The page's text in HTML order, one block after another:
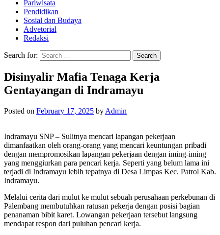
Pariwisata
Pendidikan
Sosial dan Budaya
Advetorial
Redaksi
Search for:
Disinyalir Mafia Tenaga Kerja
Gentayangan di Indramayu
Posted on February 17, 2025 by Admin
Indramayu SNP – Sulitnya mencari lapangan pekerjaan
dimanfaatkan oleh orang-orang yang mencari keuntungan pribadi
dengan mempromosikan lapangan pekerjaan dengan iming-iming
yang menggiurkan para pencari kerja. Seperti yang belum lama ini
terjadi di Indramayu lebih tepatnya di Desa Limpas Kec. Patrol Kab.
Indramayu.
Melalui cerita dari mulut ke mulut sebuah perusahaan perkebunan di
Palembang membutuhkan ratusan pekerja dengan posisi bagian
penanaman bibit karet. Lowangan pekerjaan tersebut langsung
mendapat respon dari puluhan pencari kerja.